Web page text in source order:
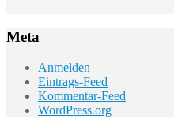
Meta
Anmelden
Eintrags-Feed
Kommentar-Feed
WordPress.org